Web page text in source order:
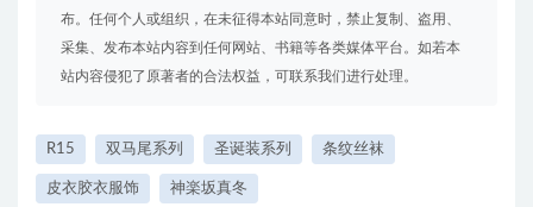
布。任何个人或组织，在未征得本站同意时，禁止复制、盗用、
采集、发布本站内容到任何网站、书籍等各类媒体平台。如若本
站内容侵犯了原著者的合法权益，可联系我们进行处理。
R15 双马尾系列 圣诞装系列 条纹丝袜
皮衣胶衣服饰 神楽坂真冬